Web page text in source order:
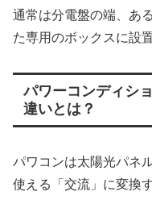
通常は分電盤の端、あ
た専用のボックスに設
パワーコンディシ
違いとは？
パワコンは太陽光パネ
使える「交流」に変換